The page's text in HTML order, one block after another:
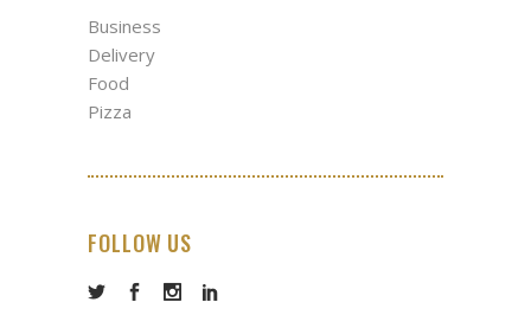
Business
Delivery
Food
Pizza
FOLLOW US